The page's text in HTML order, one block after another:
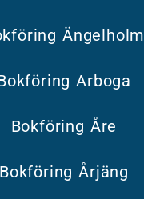
Ängelholm
Arboga
Bokföring Åre
Bokföring Årjäng